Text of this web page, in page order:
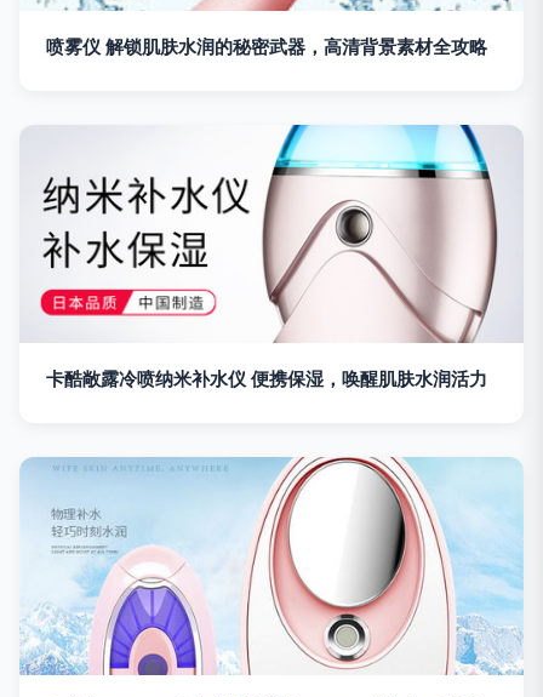
喷雾仪 解锁肌肤水润的秘密武器，高清背景素材全攻略
卡酷敞露冷喷纳米补水仪 便携保湿，唤醒肌肤水润活力